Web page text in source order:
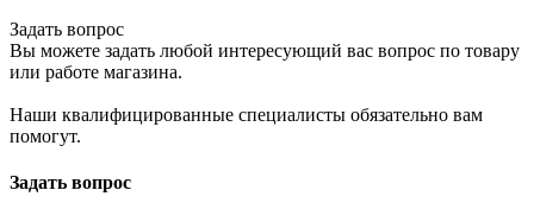
Задать вопрос
Вы можете задать любой интересующий вас вопрос по товару
или работе магазина.
Наши квалифицированные специалисты обязательно вам
помогут.
Задать вопрос